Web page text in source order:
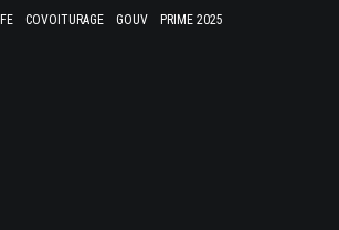
COVOITURAGE GOUV
PRIME 2025